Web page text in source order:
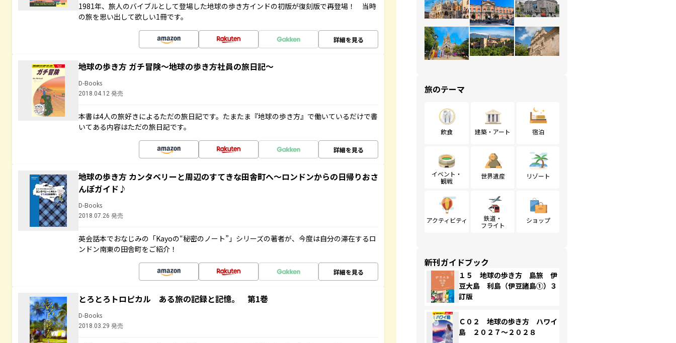
1981年、旅人のバイブルとして登場した地球の歩き方インドの初版が復刻版で再登場！ 当時
の旅を思い出して欲しい1冊です。
詳細を見る
地球の歩き方 ガチ冒険～地球の歩き方社員の旅日記～
D-Books
2018.04.12 発売
本書は4人の旅好きによるただの旅日記です。たまたま『地球の歩き方』で働いているだけで書
いてある内容はただの旅日記です。
詳細を見る
地球の歩き方 カンタベリーと周辺のすてきな田舎町へ～ロンドンからの日帰りおさ
んぽガイド♪
D-Books
2018.07.26 発売
英会話本でおなじみの「Kayoの“秘密のノート”」シリーズの著者が、今度は自分の滞在するロ
ンドン南東の田舎町をご紹介！
詳細を見る
とろとろトロピカル ある旅の記録と記憶。 第1巻
D-Books
2018.03.29 発売
旅のテーマ
飲食 建築・アート 宿泊
イベント・
観戦
世界遺産 リゾート
アクティビティ
鉄道・
フライト
ショップ
新刊ガイドブック
１５ 地球の歩き方 島旅 伊
豆大島 利島（伊豆諸島①）３
訂版
Ｃ０２ 地球の歩き方 ハワイ
島 ２０２７～２０２８